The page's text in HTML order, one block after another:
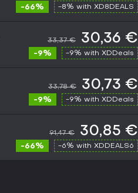
-66% -8% with XD8DEALS
33,37 € 30,36 €
-9% -9% with XDDeals
33,78 € 30,73 €
-9% -9% with XDDeals
91,47 € 30,85 €
-66% -6% with XDDEALS6